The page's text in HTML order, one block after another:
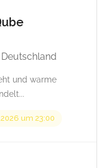
und warme
um 23:00